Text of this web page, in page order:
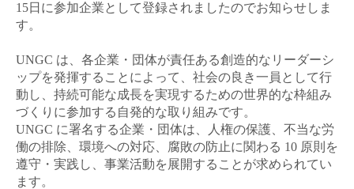
15日に参加企業として登録されましたのでお知らせしま
す。
UNGC は、各企業・団体が責任ある創造的なリーダーシ
ップを発揮することによって、社会の良き一員として行
動し、持続可能な成長を実現するための世界的な枠組み
づくりに参加する自発的な取り組みです。
UNGC に署名する企業・団体は、人権の保護、不当な労
働の排除、環境への対応、腐敗の防止に関わる 10 原則を
遵守・実践し、事業活動を展開することが求められてい
ます。